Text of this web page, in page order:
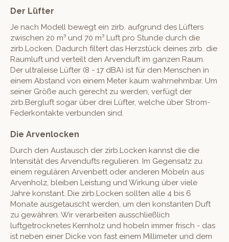
Der Lüfter
Je nach Modell bewegt ein zirb. aufgrund des Lüfters
zwischen 20 m³ und 70 m³ Luft pro Stunde durch die
zirb.Locken. Dadurch filtert das Herzstück deines zirb. die
Raumluft und verteilt den Arvenduft im ganzen Raum.
Der ultraleise Lüfter (8 - 17 dBA) ist für den Menschen in
einem Abstand von einem Meter kaum wahrnehmbar. Um
seiner Größe auch gerecht zu werden, verfügt der
zirb.Bergluft sogar über drei Lüfter, welche über Strom-
Federkontakte verbunden sind.
Die Arvenlocken
Durch den Austausch der zirb.Locken kannst die die
Intensität des Arvendufts regulieren. Im Gegensatz zu
einem regulären Arvenbett oder anderen Möbeln aus
Arvenholz, bleiben Leistung und Wirkung über viele
Jahre konstant. Die zirb.Locken sollten alle 4 bis 6
Monate ausgetauscht werden, um den konstanten Duft
zu gewähren. Wir verarbeiten ausschließlich
luftgetrocknetes Kernholz und hobeln immer frisch - das
ist neben einer Dicke von fast einem Millimeter und dem